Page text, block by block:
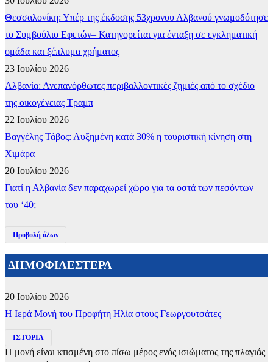
Θεσσαλονίκη: Υπέρ της έκδοσης 53χρονου Αλβανού γνωμοδότησε
το Συμβούλιο Εφετών– Κατηγορείται για ένταξη σε εγκληματική
ομάδα και ξέπλυμα χρήματος
23 Ιουλίου 2026
Αλβανία: Ανεπανόρθωτες περιβαλλοντικές ζημιές από το σχέδιο
της οικογένειας Τραμπ
22 Ιουλίου 2026
Βαγγέλης Τάβος: Αυξημένη κατά 30% η τουριστική κίνηση στη
Χιμάρα
20 Ιουλίου 2026
Γιατί η Αλβανία δεν παραχωρεί χώρο για τα οστά των πεσόντων
του ‘40;
Προβολή όλων
ΔΗΜΟΦΙΛΕΣΤΕΡΑ
20 Ιουλίου 2026
​Η Ιερά Μονή του Προφήτη Ηλία στους Γεωργουτσάτες
ΙΣΤΟΡΙΑ
Η μονή είναι κτισμένη στο πίσω μέρος ενός ισιώματος της πλαγιάς